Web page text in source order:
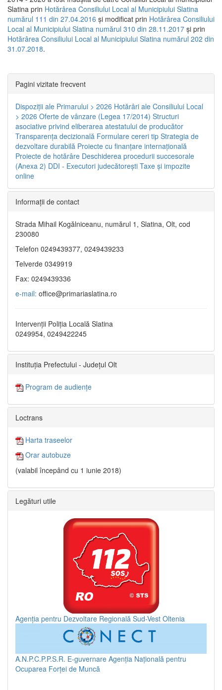
Slatina prin Hotărârea Consiliului Local al Municipiului Slatina
numărul 111 din 27.04.2016 și modificat prin Hotărârea Consiliului
Local al Municipiului Slatina numărul 310 din 28.11.2017 și prin
Hotărârea Consiliului Local al Municipiului Slatina numărul 202 din
31.07.2018.
Pagini vizitate frecvent
Dispoziţii ale Primarului > 2026 Hotărâri ale Consiliului Local
> 2026 Oferte de vânzare (Legea 17/2014) Structuri
asociative privind eliberarea atestatului de producător
Transparenţa decizională Formulare cereri tip Strategia de
dezvoltare durabilă Proiecte cu finanţare internaţională
Proiecte de hotărâre Deschiderea procedurii succesorale
(Anexa 2) DDI - Executori judecătorești Taxe şi impozite
online
Informaţii de contact
Strada Mihail Kogălniceanu, numărul 1, Slatina, Olt, cod
230080
Telefon 0249439377, 0249439233
Telverde 0349919
Fax: 0249439336
e-mail: office@primariaslatina.ro
Intervenții Poliția Locală Slatina
0249954, 0249422245
Instituția Prefectului - Județul Olt
Program de audiențe
Loctrans
Harta traseelor
Orar autobuze
(valabil începând cu 1 iunie 2018)
Legături utile
Agenția pentru Dezvoltare Regională Sud-Vest Oltenia
A.N.P.C.P.P.S.R. E-guvernare Agenția Națională pentru
Ocuparea Forței de Muncă